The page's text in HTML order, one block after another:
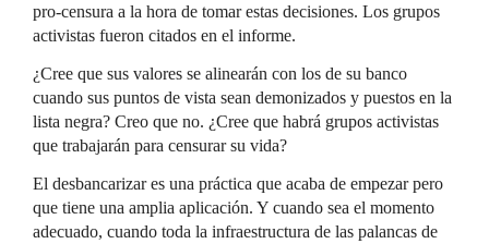
pro-censura a la hora de tomar estas decisiones. Los grupos
activistas fueron citados en el informe.
¿Cree que sus valores se alinearán con los de su banco
cuando sus puntos de vista sean demonizados y puestos en la
lista negra? Creo que no. ¿Cree que habrá grupos activistas
que trabajarán para censurar su vida?
El desbancarizar es una práctica que acaba de empezar pero
que tiene una amplia aplicación. Y cuando sea el momento
adecuado, cuando toda la infraestructura de las palancas de